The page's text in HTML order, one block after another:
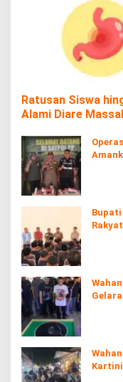
Ratusan Siswa
Alami Diare Massal
Kartini